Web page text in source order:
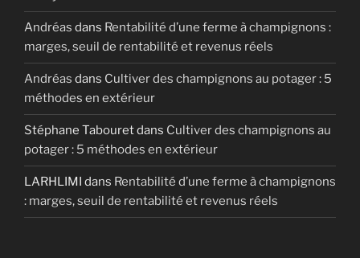
Andréas dans Rentabilité d’une ferme à champignons :
marges, seuil de rentabilité et revenus réels
Andréas dans Cultiver des champignons au potager : 5
méthodes en extérieur
Stéphane Tabouretdans Cultiver des champignons au
potager : 5 méthodes en extérieur
LARHLIMI dans Rentabilité d’une ferme à champignons
: marges, seuil de rentabilité et revenus réels